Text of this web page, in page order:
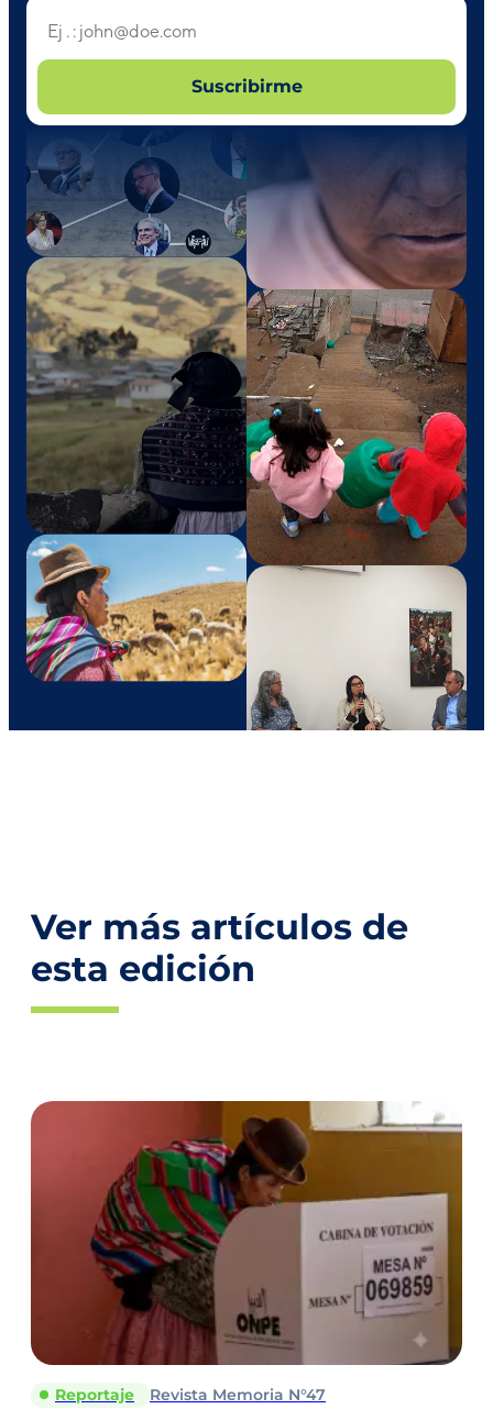
Suscribirme
Ver más artículos de
esta edición
Reportaje Revista Memoria N°47